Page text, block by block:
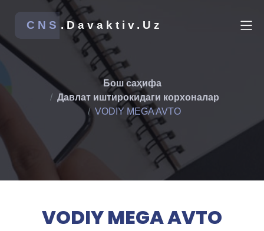
CNS .Davaktiv.Uz
Бош саҳифа
Давлат иштирокидаги корхоналар
VODIY MEGA AVTO
VODIY MEGA AVTO